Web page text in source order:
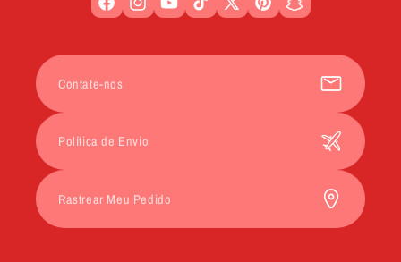
FacebookInstagramYouTubeTikTokX
PinterestSnapchat
Contate-nos
Política de Envio
Rastrear Meu Pedido